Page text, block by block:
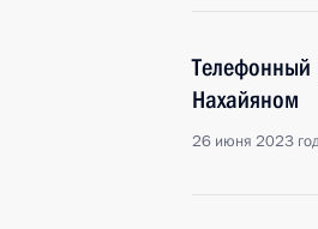
Телефонный
Нахайяном
26 июня 2023